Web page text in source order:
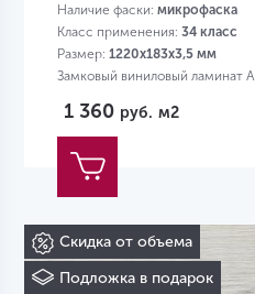
Наличие фаски: микрофаска
Класс применения: 34 класс
Размер: 1220х183х3,5 мм
Замковый виниловый ламинат
1 360 руб. м2
Скидка от объема
Подложка в подарок